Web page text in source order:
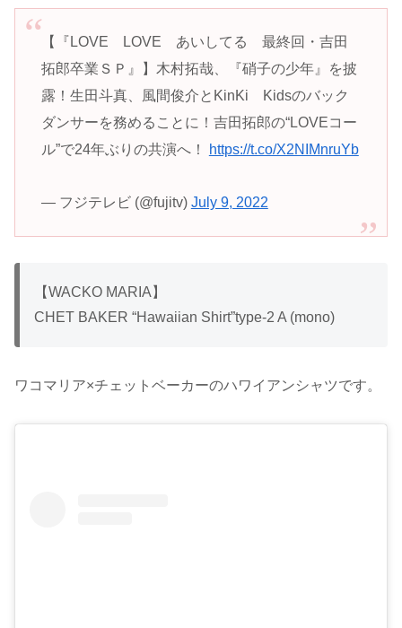
【『LOVE LOVE あいしてる 最終回・吉田
拓郎卒業ＳＰ』】木村拓哉、『硝子の少年』を披
露！生田斗真、風間俊介とKinKi Kidsのバック
ダンサーを務めることに！吉田拓郎の“LOVEコー
ル”で24年ぶりの共演へ！
https://t.co/X2NIMnruYb
— フジテレビ (@fujitv) July 9, 2022
【WACKO MARIA】
CHET BAKER “Hawaiian Shirt”type-2 A (mono)
ワコマリア×チェットベーカーのハワイアンシャツです。